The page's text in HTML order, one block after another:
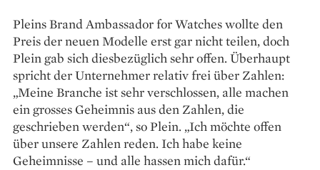
Pleins Brand Ambassador for Watches wollte den
Preis der neuen Modelle erst gar nicht teilen, doch
Plein gab sich diesbezüglich sehr offen. Überhaupt
spricht der Unternehmer relativ frei über Zahlen:
„Meine Branche ist sehr verschlossen, alle machen
ein grosses Geheimnis aus den Zahlen, die
geschrieben werden“, so Plein. „Ich möchte offen
über unsere Zahlen reden. Ich habe keine
Geheimnisse – und alle hassen mich dafür.“